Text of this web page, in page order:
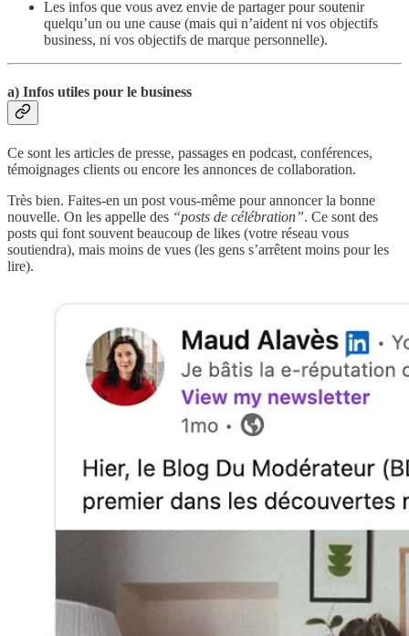
Les infos que vous avez envie de partager pour soutenir
quelqu’un ou une cause (mais qui n’aident ni vos objectifs
business, ni vos objectifs de marque personnelle).
a) Infos utiles pour le business
Ce sont les articles de presse, passages en podcast, conférences,
témoignages clients ou encore les annonces de collaboration.
Très bien. Faites-en un post vous-même pour annoncer la bonne
nouvelle. On les appelle des “posts de célébration”. Ce sont des
posts qui font souvent beaucoup de likes (votre réseau vous
soutiendra), mais moins de vues (les gens s’arrêtent moins pour les
lire).